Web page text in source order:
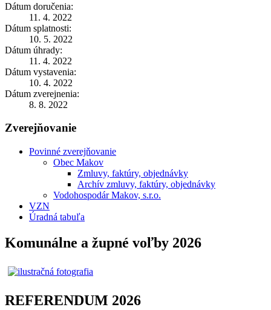
Dátum doručenia:
11. 4. 2022
Dátum splatnosti:
10. 5. 2022
Dátum úhrady:
11. 4. 2022
Dátum vystavenia:
10. 4. 2022
Dátum zverejnenia:
8. 8. 2022
Zverejňovanie
Povinné zverejňovanie
Obec Makov
Zmluvy, faktúry, objednávky
Archív zmluvy, faktúry, objednávky
Vodohospodár Makov, s.r.o.
VZN
Úradná tabuľa
Komunálne a župné voľby 2026
REFERENDUM 2026